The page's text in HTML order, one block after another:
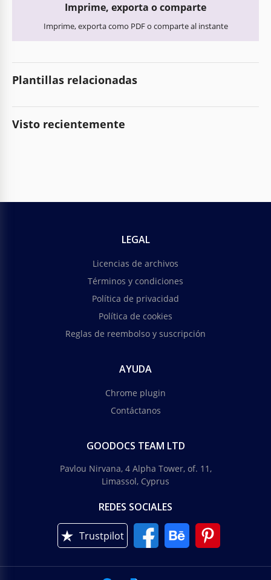
Imprime, exporta o comparte
Imprime, exporta como PDF o comparte al instante
Plantillas relacionadas
Visto recientemente
LEGAL
Licencias de archivos
Términos y condiciones
Política de privacidad
Política de cookies
Reglas de reembolso y suscripción
AYUDA
Chrome plugin
Contáctanos
GOODOCS TEAM LTD
Pavlou Nirvana, 4 Alpha Tower, of. 11,
Limassol, Cyprus
REDES SOCIALES
Trustpilot